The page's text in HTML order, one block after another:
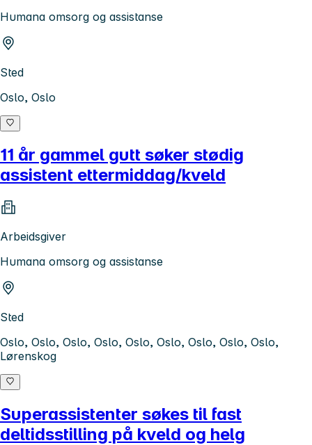
Humana omsorg og assistanse
Sted
Oslo, Oslo
11 år gammel gutt søker stødig
assistent ettermiddag/kveld
Arbeidsgiver
Humana omsorg og assistanse
Sted
Oslo, Oslo, Oslo, Oslo, Oslo, Oslo, Oslo, Oslo, Oslo,
Lørenskog
Superassistenter søkes til fast
deltidsstilling på kveld og helg